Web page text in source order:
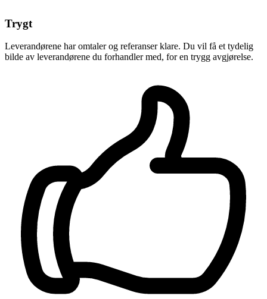
Trygt
Leverandørene har omtaler og referanser klare. Du vil få et tydelig
bilde av leverandørene du forhandler med, for en trygg avgjørelse.